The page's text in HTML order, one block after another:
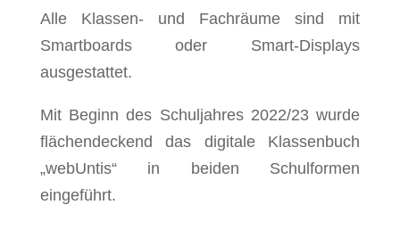
Alle Klassen- und Fachräume sind mit
Smartboards oder Smart-Displays
ausgestattet.
Mit Beginn des Schuljahres 2022/23 wurde
flächendeckend das digitale Klassenbuch
„webUntis“ in beiden Schulformen
eingeführt.